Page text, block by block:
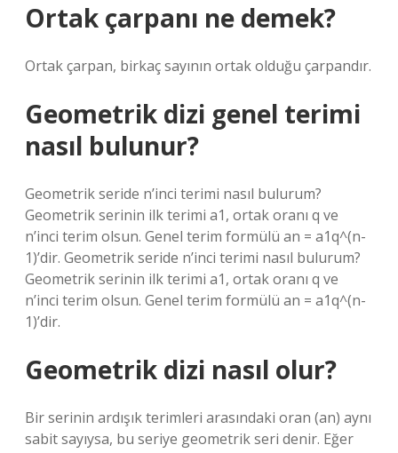
Ortak çarpanı ne demek?
Ortak çarpan, birkaç sayının ortak olduğu çarpandır.
Geometrik dizi genel terimi
nasıl bulunur?
Geometrik seride n’inci terimi nasıl bulurum?
Geometrik serinin ilk terimi a1, ortak oranı q ve
n’inci terim olsun. Genel terim formülü an = a1q^(n-
1)’dir. Geometrik seride n’inci terimi nasıl bulurum?
Geometrik serinin ilk terimi a1, ortak oranı q ve
n’inci terim olsun. Genel terim formülü an = a1q^(n-
1)’dir.
Geometrik dizi nasıl olur?
Bir serinin ardışık terimleri arasındaki oran (an) aynı
sabit sayıysa, bu seriye geometrik seri denir. Eğer